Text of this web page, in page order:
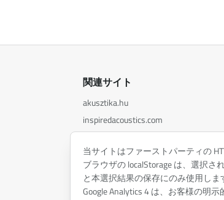
関連サイト
akusztika.hu
inspiredacoustics.com
irat.ai
当サイトはファーストパーティの
ブラウザの localStorage は、選択さ
と本選択結果の保存にのみ使用し
Google Analytics 4 は、お客様の明